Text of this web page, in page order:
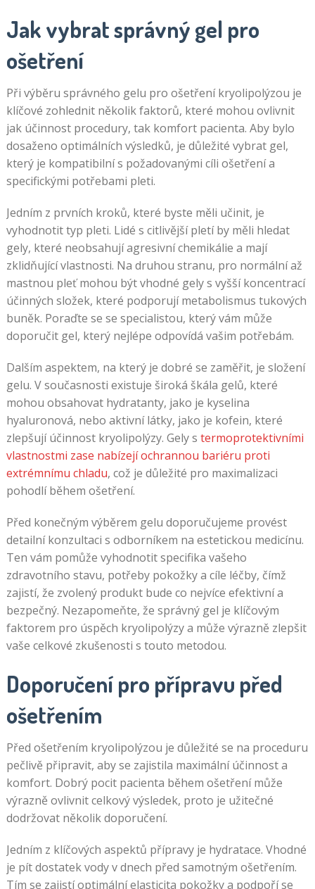
Jak vybrat správný gel pro
ošetření
Při výběru správného gelu pro ošetření kryolipolýzou je
klíčové zohlednit několik faktorů, které mohou ovlivnit
jak účinnost procedury, tak komfort pacienta. Aby bylo
dosaženo optimálních výsledků, je důležité vybrat gel,
který je kompatibilní s požadovanými cíli ošetření a
specifickými potřebami pleti.
Jedním z prvních kroků, které byste měli učinit, je
vyhodnotit typ pleti. Lidé s citlivější pletí by měli hledat
gely, které neobsahují agresivní chemikálie a mají
zklidňující vlastnosti. Na druhou stranu, pro normální až
mastnou pleť mohou být vhodné gely s vyšší koncentrací
účinných složek, které podporují metabolismus tukových
buněk. Poraďte se se specialistou, který vám může
doporučit gel, který nejlépe odpovídá vašim potřebám.
Dalším aspektem, na který je dobré se zaměřit, je složení
gelu. V současnosti existuje široká škála gelů, které
mohou obsahovat hydratanty, jako je kyselina
hyaluronová, nebo aktivní látky, jako je kofein, které
zlepšují účinnost kryolipolýzy. Gely s termoprotektivními
vlastnostmi zase nabízejí ochrannou bariéru proti
extrémnímu chladu, což je důležité pro maximalizaci
pohodlí během ošetření.
Před konečným výběrem gelu doporučujeme provést
detailní konzultaci s odborníkem na estetickou medicínu.
Ten vám pomůže vyhodnotit specifika vašeho
zdravotního stavu, potřeby pokožky a cíle léčby, čímž
zajistí, že zvolený produkt bude co nejvíce efektivní a
bezpečný. Nezapomeňte, že správný gel je klíčovým
faktorem pro úspěch kryolipolýzy a může výrazně zlepšit
vaše celkové zkušenosti s touto metodou.
Doporučení pro přípravu před
ošetřením
Před ošetřením kryolipolýzou je důležité se na proceduru
pečlivě připravit, aby se zajistila maximální účinnost a
komfort. Dobrý pocit pacienta během ošetření může
výrazně ovlivnit celkový výsledek, proto je užitečné
dodržovat několik doporučení.
Jedním z klíčových aspektů přípravy je hydratace. Vhodné
je pít dostatek vody v dnech před samotným ošetřením.
Tím se zajistí optimální elasticita pokožky a podpoří se